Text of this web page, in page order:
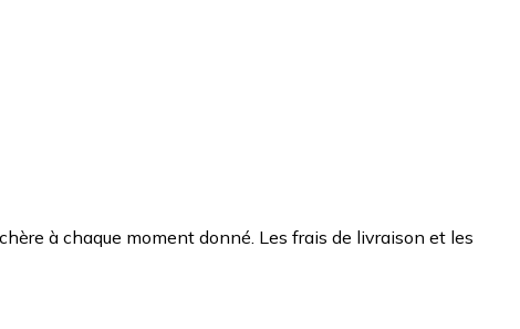
à chaque moment donné. Les frais de livraison et les